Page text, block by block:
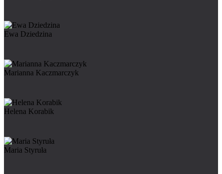
Ewa Dziedzina
Marianna Kaczmarczyk
Helena Korabik
Maria Styruła